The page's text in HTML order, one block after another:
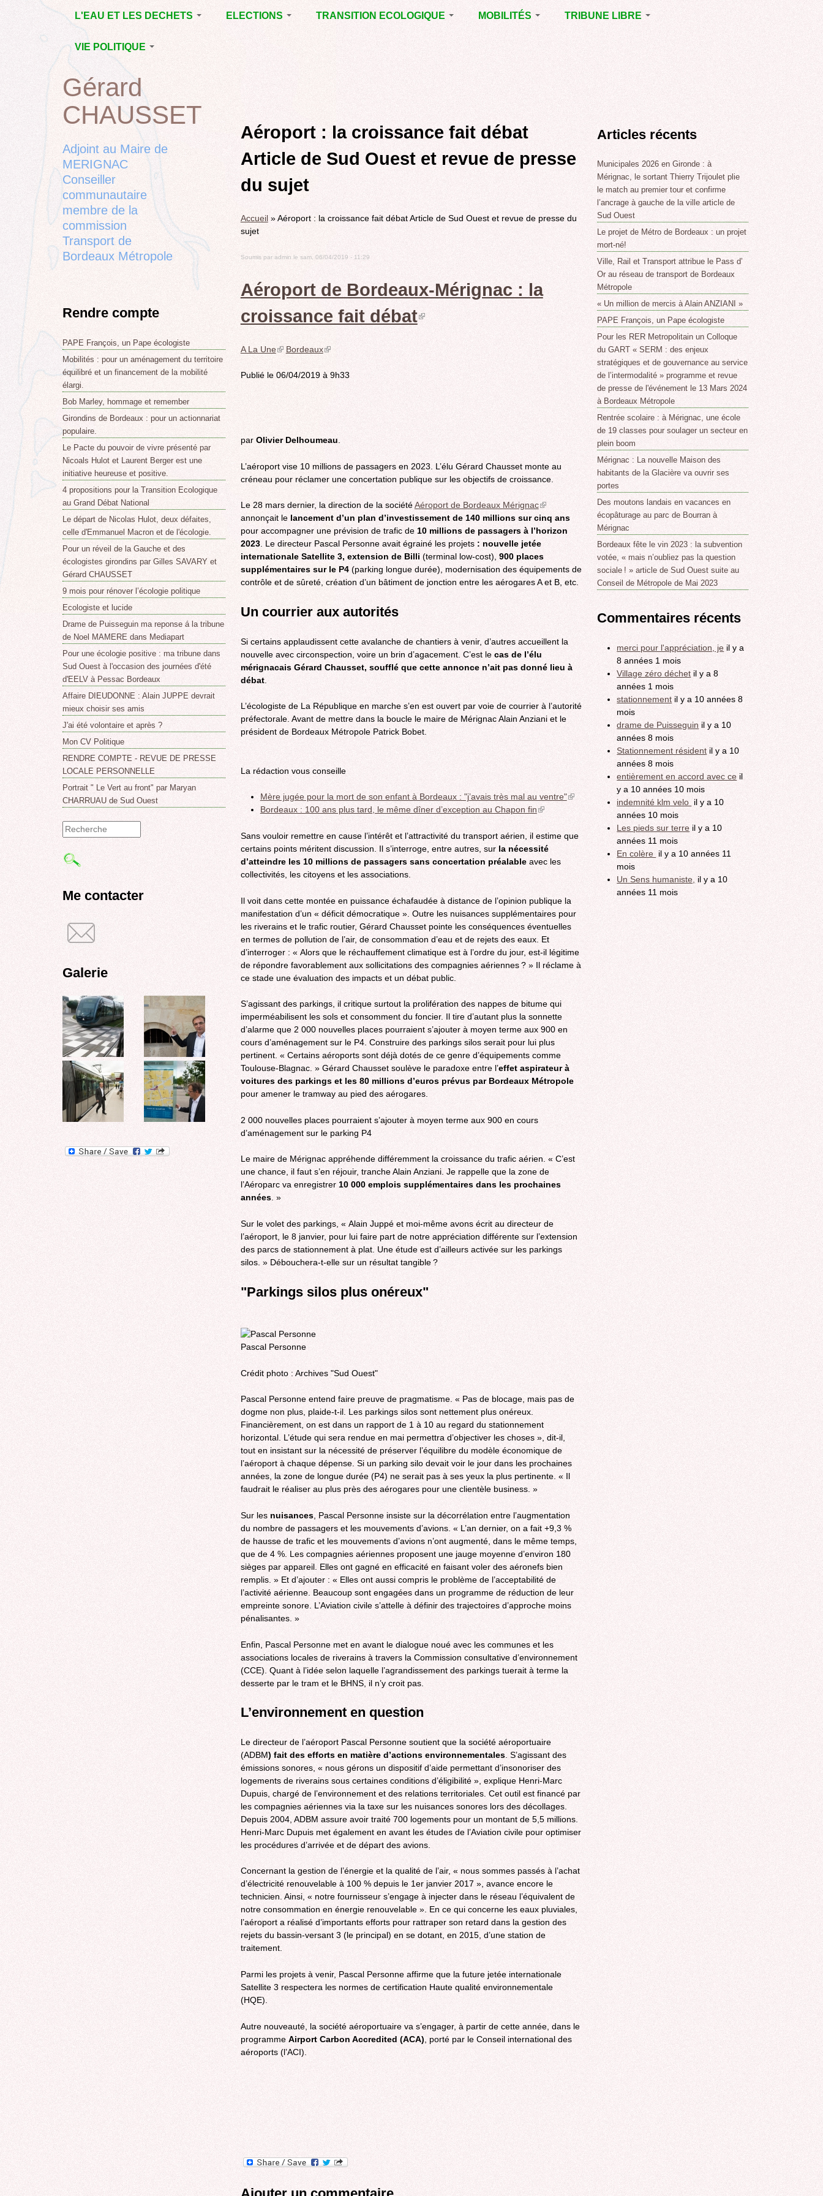
L'EAU ET LES DECHETS
ECONOMIE D’EAU,
SAGE, SÉCHERESSE
LA GESTION DES
DECHETS
CONTRAT DE L'EAU,
POLLUTIONS
ELECTIONS
DÉPARTEMENTALES
RUBRIQUE EN
CHANTIER ET A
COMPLETER
TRANSITION ECOLOGIQUE
LA LUTTE CONTRE
BIODIVERSITE,
ENVIRONNEMENT,
URBANISME
MOBILITÉS
VOIRIE DOMAINE
LE TRAMWAY REJOINT
MÉRIGNAC :
INAUGURATION,
REVUE DE PRESSE
POLITIQUE CYCLABLE,
MARCHE
CONTOURNEMENT DE
BORDEAUX
TRAMWAY, RER
ROCADE VDO
TRIBUNE LIBRE
POINT DE VUE
VIE POLITIQUE
L’ACTION POLITIQUE À
MÉRIGNAC
BORDEAUX
METROPOLE
EMPLOI, SOLIDARITES
ELECTIONS,
RUBRIQUES
DIVERSES, PETITES
PHRASES..
to
top
Aéroport : la croissance fait débat
Article de Sud Ouest et revue de presse
du sujet
Accueil » Aéroport : la croissance fait débat Article de Sud Ouest et revue de presse du
sujet
Soumis par admin le sam, 06/04/2019 - 11:29
Aéroport de Bordeaux-Mérignac : la
croissance fait débat(link
external)
A La Une(link
external)
Bordeaux(link
external)
Publié le 06/04/2019 à 9h33
par Olivier Delhoumeau.
L’aéroport vise 10 millions de passagers en 2023. L’élu Gérard Chausset monte au
créneau pour réclamer une concertation publique sur les objectifs de croissance.
Le 28 mars dernier, la direction de la sociétéAéroport de Bordeaux Mérignac(link
is
external)
annonçait lelancement d’un plan d’investissement de 140 millions sur cinq ans
pour accompagner une prévision de trafic de 10 millions de passagers à l’horizon
2023. Le directeur Pascal Personne avait égrainé les projets : nouvelle jetée
internationale Satellite 3, extension de Billi (terminal low-cost), 900 places
supplémentaires sur le P4 (parking longue durée), modernisation des équipements de
contrôle et de sûreté, création d’un bâtiment de jonction entre les aérogares A et B, etc.
Un courrier aux autorités
Si certains applaudissent cette avalanche de chantiers à venir, d’autres accueillent la
nouvelle avec circonspection, voire un brin d’agacement. C’est lecas de l’élu
mérignacais Gérard Chausset, soufflé que cette annonce n’ait pas donné lieu à
débat.
L’écologiste de La République en marche s’en est ouvert par voie de courrier à l’autorité
préfectorale. Avant de mettre dans la boucle le maire de Mérignac Alain Anziani et le
président de Bordeaux Métropole Patrick Bobet.
La rédaction vous conseille
Mère jugée pour la mort de son enfant à Bordeaux : "j’avais très mal au ventre"(link
external)
Bordeaux : 100 ans plus tard, le même dîner d’exception au Chapon fin(link
external)
Sans vouloir remettre en cause l’intérêt et l’attractivité du transport aérien, il estime que
certains points méritent discussion. Il s’interroge, entre autres, sur la nécessité
d’atteindre les 10 millions de passagers sans concertation préalable avec les
collectivités, les citoyens et les associations.
Il voit dans cette montée en puissance échafaudée à distance de l’opinion publique la
manifestation d’un « déficit démocratique ». Outre les nuisances supplémentaires pour
les riverains et le trafic routier, Gérard Chausset pointe les conséquences éventuelles
en termes de pollution de l’air, de consommation d’eau et de rejets des eaux. Et
d’interroger : « Alors que le réchauffement climatique est à l’ordre du jour, est-il légitime
de répondre favorablement aux sollicitations des compagnies aériennes ? » Il réclame à
ce stade une évaluation des impacts et un débat public.
S’agissant des parkings, il critique surtout la prolifération des nappes de bitume qui
imperméabilisent les sols et consomment du foncier. Il tire d’autant plus la sonnette
d’alarme que 2 000 nouvelles places pourraient s’ajouter à moyen terme aux 900 en
cours d’aménagement sur le P4. Construire des parkings silos serait pour lui plus
pertinent. « Certains aéroports sont déjà dotés de ce genre d’équipements comme
Toulouse-Blagnac. » Gérard Chausset soulève le paradoxe entre l’effet aspirateur à
voitures des parkings et les 80 millions d’euros prévus par Bordeaux Métropole
pour amener le tramway au pied des aérogares.
2 000 nouvelles places pourraient s’ajouter à moyen terme aux 900 en cours
d’aménagement sur le parking P4
Le maire de Mérignac appréhende différemment la croissance du trafic aérien. « C’est
une chance, il faut s’en réjouir, tranche Alain Anziani. Je rappelle que la zone de
l’Aéroparc va enregistrer 10 000 emplois supplémentaires dans les prochaines
années. »
Sur le volet des parkings, « Alain Juppé et moi-même avons écrit au directeur de
l’aéroport, le 8 janvier, pour lui faire part de notre appréciation différente sur l’extension
des parcs de stationnement à plat. Une étude est d’ailleurs activée sur les parkings
silos. » Débouchera-t-elle sur un résultat tangible ?
"Parkings silos plus onéreux"
Pascal Personne
Crédit photo : Archives "Sud Ouest"
Pascal Personne entend faire preuve de pragmatisme. « Pas de blocage, mais pas de
dogme non plus, plaide-t-il. Les parkings silos sont nettement plus onéreux.
Financièrement, on est dans un rapport de 1 à 10 au regard du stationnement
horizontal. L’étude qui sera rendue en mai permettra d’objectiver les choses », dit-il,
tout en insistant sur la nécessité de préserver l’équilibre du modèle économique de
l’aéroport à chaque dépense. Si un parking silo devait voir le jour dans les prochaines
années, la zone de longue durée (P4) ne serait pas à ses yeux la plus pertinente. « Il
faudrait le réaliser au plus près des aérogares pour une clientèle business. »
Sur lesnuisances, Pascal Personne insiste sur la décorrélation entre l’augmentation
du nombre de passagers et les mouvements d’avions. « L’an dernier, on a fait +9,3 %
de hausse de trafic et les mouvements d’avions n’ont augmenté, dans le même temps,
que de 4 %. Les compagnies aériennes proposent une jauge moyenne d’environ 180
sièges par appareil. Elles ont gagné en efficacité en faisant voler des aéronefs bien
remplis. » Et d’ajouter : « Elles ont aussi compris le problème de l’acceptabilité de
l’activité aérienne. Beaucoup sont engagées dans un programme de réduction de leur
empreinte sonore. L’Aviation civile s’attelle à définir des trajectoires d’approche moins
pénalisantes. »
Enfin, Pascal Personne met en avant le dialogue noué avec les communes et les
associations locales de riverains à travers la Commission consultative d’environnement
(CCE). Quant à l’idée selon laquelle l’agrandissement des parkings tuerait à terme la
desserte par le tram et le BHNS, il n’y croit pas.
L’environnement en question
Le directeur de l’aéroport Pascal Personne soutient que la société aéroportuaire
(ADBM) fait des efforts en matière d’actions environnementales. S’agissant des
émissions sonores, « nous gérons un dispositif d’aide permettant d’insonoriser des
logements de riverains sous certaines conditions d’éligibilité », explique Henri-Marc
Dupuis, chargé de l’environnement et des relations territoriales. Cet outil est financé par
les compagnies aériennes via la taxe sur les nuisances sonores lors des décollages.
Depuis 2004, ADBM assure avoir traité 700 logements pour un montant de 5,5 millions.
Henri-Marc Dupuis met également en avant les études de l’Aviation civile pour optimiser
les procédures d’arrivée et de départ des avions.
Concernant la gestion de l’énergie et la qualité de l’air, « nous sommes passés à l’achat
d’électricité renouvelable à 100 % depuis le 1er janvier 2017 », avance encore le
technicien. Ainsi, « notre fournisseur s’engage à injecter dans le réseau l’équivalent de
notre consommation en énergie renouvelable ». En ce qui concerne les eaux pluviales,
l’aéroport a réalisé d’importants efforts pour rattraper son retard dans la gestion des
rejets du bassin-versant 3 (le principal) en se dotant, en 2015, d’une station de
traitement.
Parmi les projets à venir, Pascal Personne affirme que la future jetée internationale
Satellite 3 respectera les normes de certification Haute qualité environnementale
(HQE).
Autre nouveauté, la société aéroportuaire va s’engager, à partir de cette année, dans le
programme Airport Carbon Accredited (ACA) , porté par le Conseil international des
aéroports (l’ACI).
Back
to
top
Gérard
CHAUSSET
Adjoint au Maire de
MERIGNAC
Conseiller
communautaire
membre de la
commission
Transport de
Bordeaux Métropole
Rendre compte
PAPE François, un Pape écologiste
Mobilités : pour un aménagement du territoire
équilibré et un financement de la mobilité
élargi.
Bob Marley, hommage et remember
Girondins de Bordeaux : pour un actionnariat
populaire.
Le Pacte du pouvoir de vivre présenté par
Nicoals Hulot et Laurent Berger est une
initiative heureuse et positive.
4 propositions pour la Transition Ecologique
au Grand Débat National
Le départ de Nicolas Hulot, deux défaites,
celle d'Emmanuel Macron et de l'écologie.
Pour un réveil de la Gauche et des
écologistes girondins par Gilles SAVARY et
Gérard CHAUSSET
9 mois pour rénover l’écologie politique
Ecologiste et lucide
Drame de Puisseguin ma reponse á la tribune
de Noel MAMERE dans Mediapart
Pour une écologie positive : ma tribune dans
Sud Ouest à l'occasion des journées d'été
d'EELV à Pessac Bordeaux
Affaire DIEUDONNE : Alain JUPPE devrait
mieux choisir ses amis
J'ai été volontaire et après ?
Mon CV Politique
RENDRE COMPTE - REVUE DE PRESSE
LOCALE PERSONNELLE
Portrait " Le Vert au front" par Maryan
CHARRUAU de Sud Ouest
Formulaire
de
Me contacter
Galerie
Articles récents
Municipales 2026 en Gironde : à
Mérignac, le sortant Thierry Trijoulet plie
le match au premier tour et confirme
l’ancrage à gauche de la ville article de
Sud Ouest
Le projet de Métro de Bordeaux : un projet
mort-né!
Ville, Rail et Transport attribue le Pass d’
Or au réseau de transport de Bordeaux
Métropole
« Un million de mercis à Alain ANZIANI »
PAPE François, un Pape écologiste
Pour les RER Metropolitain un Colloque
du GART « SERM : des enjeux
stratégiques et de gouvernance au service
de l’intermodalité » programme et revue
de presse de l'événement le 13 Mars 2024
à Bordeaux Métropole
Rentrée scolaire : à Mérignac, une école
de 19 classes pour soulager un secteur en
plein boom
Mérignac : La nouvelle Maison des
habitants de la Glacière va ouvrir ses
portes
Des moutons landais en vacances en
écopâturage au parc de Bourran à
Mérignac
Bordeaux fête le vin 2023 : la subvention
votée, « mais n’oubliez pas la question
sociale ! » article de Sud Ouest suite au
Conseil de Métropole de Mai 2023
Commentaires récents
merci pour l'appréciation, je il y a
8 années 1 mois
Village zéro déchet il y a 8
années 1 mois
stationnement il y a 10 années 8
mois
drame de Puisseguin il y a 10
années 8 mois
Stationnement résident il y a 10
années 8 mois
entièrement en accord avec ce il
y a 10 années 10 mois
indemnité klm velo il y a 10
années 10 mois
Les pieds sur terre il y a 10
années 11 mois
En colère il y a 10 années 11
mois
Un Sens humaniste, il y a 10
années 11 mois